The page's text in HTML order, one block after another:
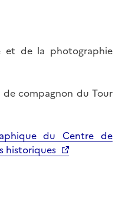
et de la photographie
compagnon du Tour
du Centre de
historiques